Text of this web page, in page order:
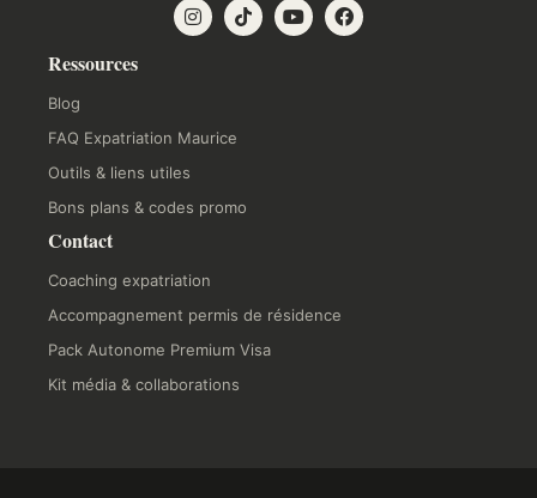
Ressources
Blog
FAQ Expatriation Maurice
Outils & liens utiles
Bons plans & codes promo
Contact
Coaching expatriation
Accompagnement permis de résidence
Pack Autonome Premium Visa
Kit média & collaborations